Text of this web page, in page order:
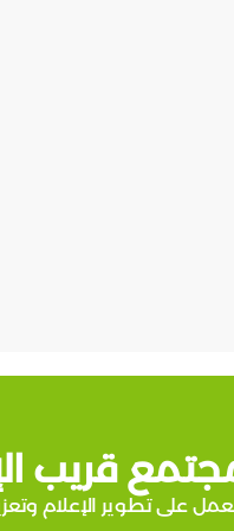
قريب
على تطوير الإعلام